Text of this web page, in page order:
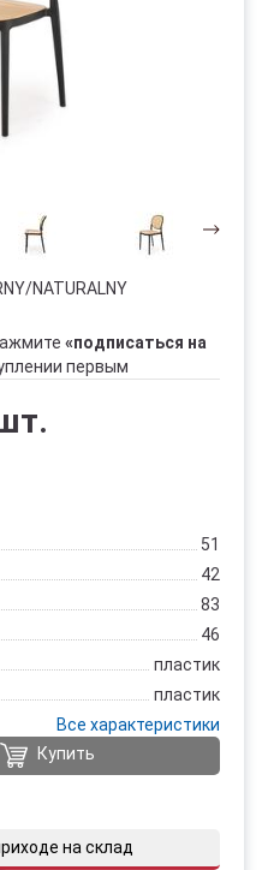
NATURALNY
«подписаться на
первым
51
42
83
46
пластик
пластик
Все характеристики
Купить
на склад